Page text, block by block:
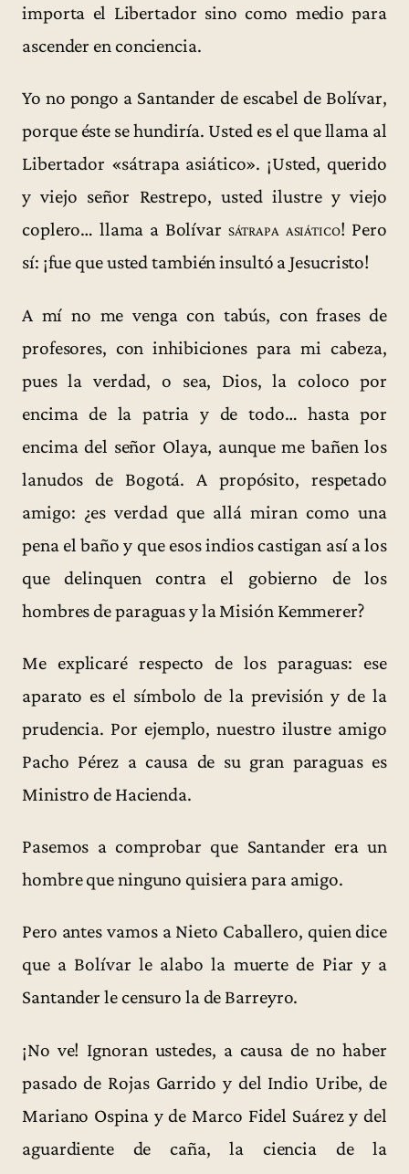
importa el Libertador sino como medio para
ascender en conciencia.
Yo no pongo a Santander de escabel de Bolívar,
porque éste se hundiría. Usted es el que llama al
Libertador «sátrapa asiático». ¡Usted, querido
y viejo señor Restrepo, usted ilustre y viejo
coplero… llama a Bolívar sátrapa asiático! Pero
sí: ¡fue que usted también insultó a Jesucristo!
A mí no me venga con tabús, con frases de
profesores, con inhibiciones para mi cabeza,
pues la verdad, o sea, Dios, la coloco por
encima de la patria y de todo… hasta por
encima del señor Olaya, aunque me bañen los
lanudos de Bogotá. A propósito, respetado
amigo: ¿es verdad que allá miran como una
pena el baño y que esos indios castigan así a los
que delinquen contra el gobierno de los
hombres de paraguas y la Misión Kemmerer?
Me explicaré respecto de los paraguas: ese
aparato es el símbolo de la previsión y de la
prudencia. Por ejemplo, nuestro ilustre amigo
Pacho Pérez a causa de su gran paraguas es
Ministro de Hacienda.
Pasemos a comprobar que Santander era un
hombre que ninguno quisiera para amigo.
Pero antes vamos a Nieto Caballero, quien dice
que a Bolívar le alabo la muerte de Piar y a
Santander le censuro la de Barreyro.
¡No ve! Ignoran ustedes, a causa de no haber
pasado de Rojas Garrido y del Indio Uribe, de
Mariano Ospina y de Marco Fidel Suárez y del
aguardiente de caña, la ciencia de la